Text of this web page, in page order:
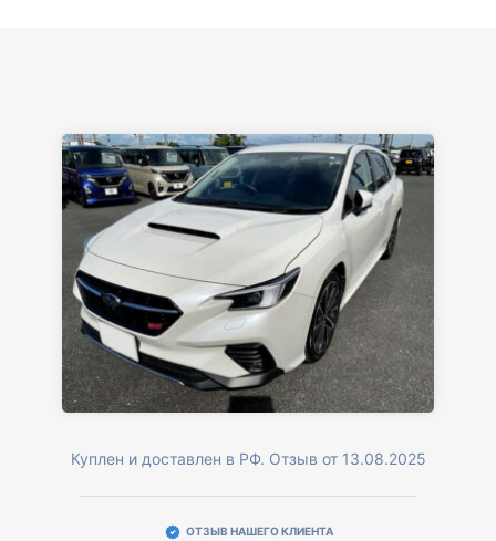
Куплен и доставлен в РФ. Отзыв от 13.08.2025
ОТЗЫВ НАШЕГО КЛИЕНТА